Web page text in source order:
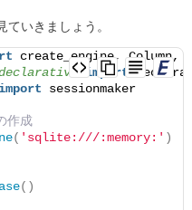
ていきましょう。
create_engine,
import
sessionmaker
作成
( 'sqlite:///:memory:' )
()